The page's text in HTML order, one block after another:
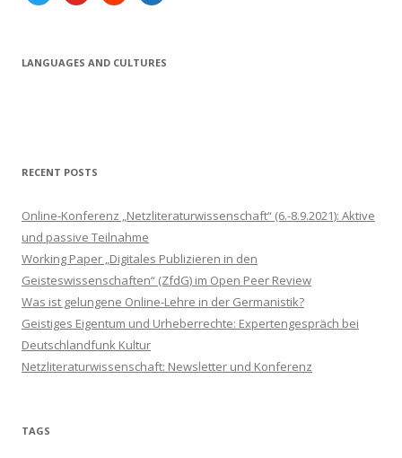
LANGUAGES AND CULTURES
RECENT POSTS
Online-Konferenz „Netzliteraturwissenschaft“ (6.-8.9.2021): Aktive
und passive Teilnahme
Working Paper „Digitales Publizieren in den
Geisteswissenschaften“ (ZfdG) im Open Peer Review
Was ist gelungene Online-Lehre in der Germanistik?
Geistiges Eigentum und Urheberrechte: Expertengespräch bei
Deutschlandfunk Kultur
Netzliteraturwissenschaft: Newsletter und Konferenz
TAGS